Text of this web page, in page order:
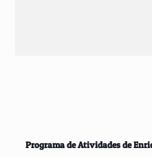
Programa de Atividades de